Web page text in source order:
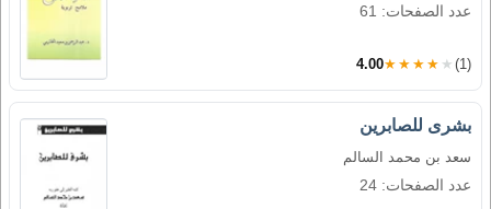
عدد الصفحات: 61
4.00★★★★★ (1)
بشرى للصابرين
سعد بن محمد السالم
عدد الصفحات: 24